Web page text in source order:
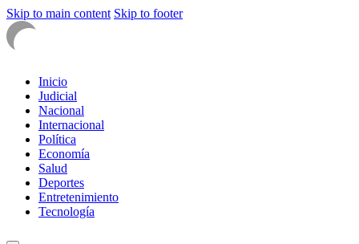
Skip to main content Skip to footer
Inicio
Judicial
Nacional
Internacional
Política
Economía
Salud
Deportes
Entretenimiento
Tecnología